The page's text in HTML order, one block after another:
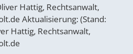
Hattig, Rechtsanwalt,
Aktualisierung: (Stand:
Hattig, Rechtsanwalt,